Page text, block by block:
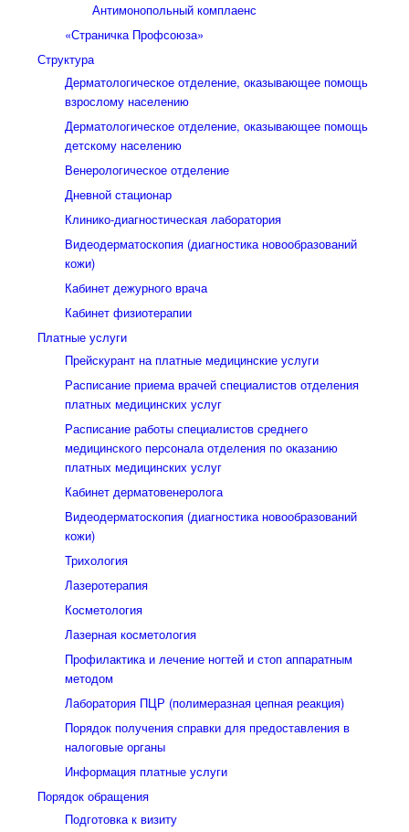
Антимонопольный комплаенс
«Страничка Профсоюза»
Структура
Дерматологическое отделение, оказывающее помощь
взрослому населению
Дерматологическое отделение, оказывающее помощь
детскому населению
Венерологическое отделение
Дневной стационар
Клинико-диагностическая лаборатория
Видеодерматоскопия (диагностика новообразований
кожи)
Кабинет дежурного врача
Кабинет физиотерапии
Платные услуги
Прейскурант на платные медицинские услуги
Расписание приема врачей специалистов отделения
платных медицинских услуг
Расписание работы специалистов среднего
медицинского персонала отделения по оказанию
платных медицинских услуг
Кабинет дерматовенеролога
Видеодерматоскопия (диагностика новообразований
кожи)
Трихология
Лазеротерапия
Косметология
Лазерная косметология
Профилактика и лечение ногтей и стоп аппаратным
методом
Лаборатория ПЦР (полимеразная цепная реакция)
Порядок получения справки для предоставления в
налоговые органы
Информация платные услуги
Порядок обращения
Подготовка к визиту